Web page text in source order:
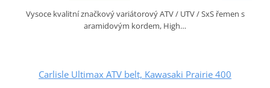
Vysoce kvalitní značkový variátorový ATV / UTV / SxS řemen s
aramidovým kordem, High…
Carlisle Ultimax ATV belt, Kawasaki Prairie 400